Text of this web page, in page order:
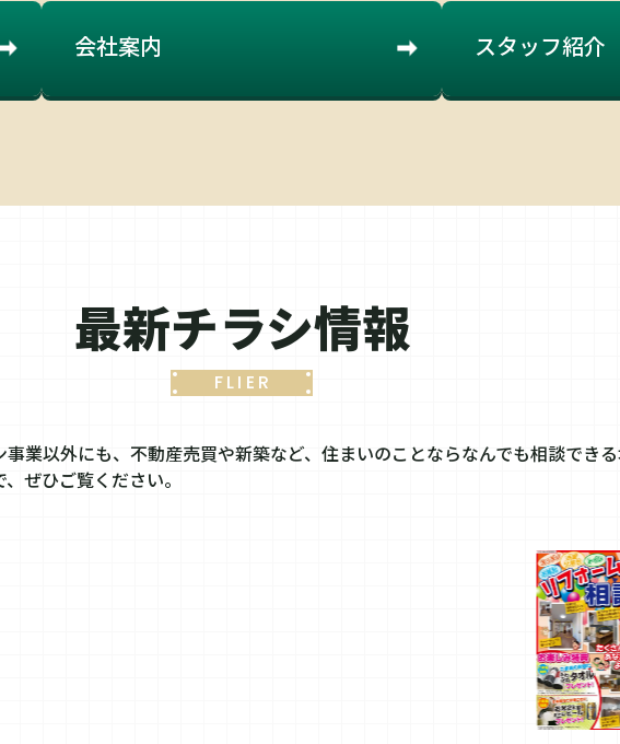
会社案内 スタッフ紹介
最新チラシ情報
FLIER
業以外にも、不動産売買や新築など、住まいのことならなんでも相談でき
ぜひご覧ください。